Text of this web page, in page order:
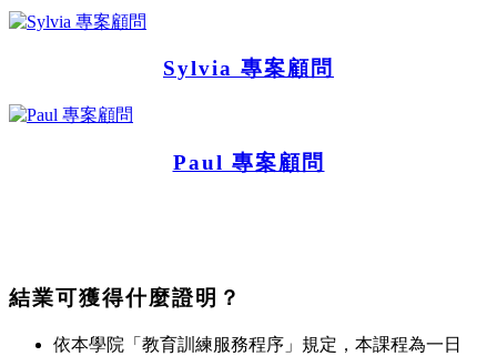
Sylvia 專案顧問
Paul 專案顧問
結業可獲得什麼證明？
依本學院「教育訓練服務程序」規定，本課程為一日